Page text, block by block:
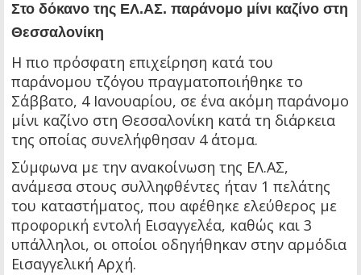
Στο δόκανο της ΕΛ.ΑΣ. παράνομο μίνι καζίνο στη
Θεσσαλονίκη
Η πιο πρόσφατη επιχείρηση κατά του
παράνομου τζόγου πραγματοποιήθηκε το
Σάββατο, 4 Ιανουαρίου, σε ένα ακόμη παράνομο
μίνι καζίνο στη Θεσσαλονίκη κατά τη διάρκεια
της οποίας συνελήφθησαν 4 άτομα.
Σύμφωνα με την ανακοίνωση της ΕΛ.ΑΣ,
ανάμεσα στους συλληφθέντες ήταν 1 πελάτης
του καταστήματος, που αφέθηκε ελεύθερος με
προφορική εντολή Εισαγγελέα, καθώς και 3
υπάλληλοι, οι οποίοι οδηγήθηκαν στην αρμόδια
Εισαγγελική Αρχή.